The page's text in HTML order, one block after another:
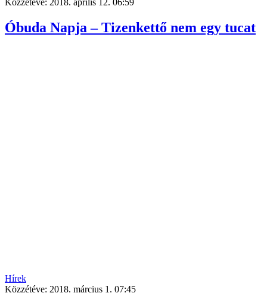
Közzétéve: 2018. április 12. 06:59
Óbuda Napja – Tizenkettő nem egy tucat
Hírek
Közzétéve: 2018. március 1. 07:45